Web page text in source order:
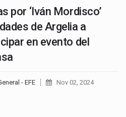
por ‘Iván Mordisco’
de Argelia a
en evento del
- EFE Nov 02, 2024